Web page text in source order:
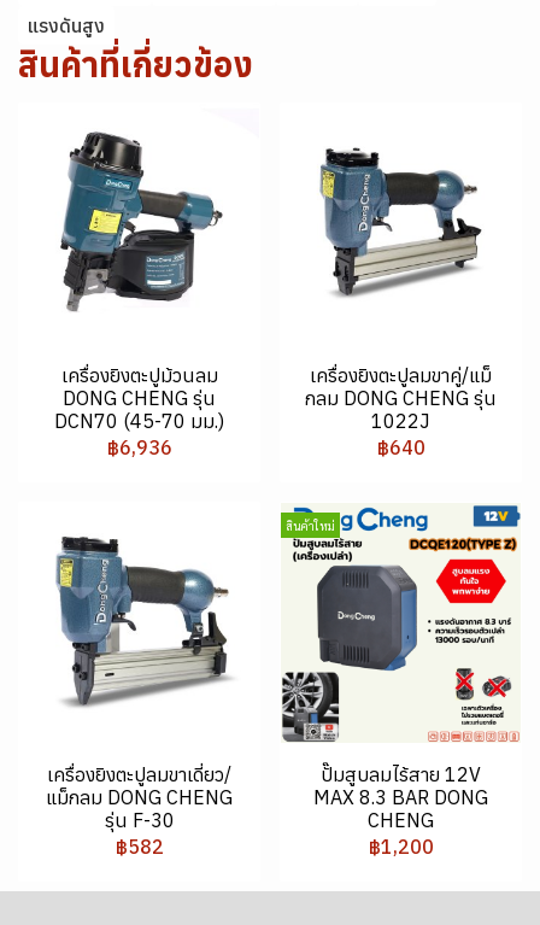
แรงดันสูง
สินค้าที่เกี่ยวข้อง
เครื่องยิงตะปูม้วนลม
DONG CHENG รุ่น
DCN70 (45-70 มม.)
฿6,936
เครื่องยิงตะปูลมขาคู่/แม็
กลม DONG CHENG รุ่น
1022J
฿640
เครื่องยิงตะปูลมขาเดี่ยว/
แม็กลม DONG CHENG
รุ่น F-30
฿582
สินค้าใหม่
ปั๊มสูบลมไร้สาย 12V
MAX 8.3 BAR DONG
CHENG
฿1,200